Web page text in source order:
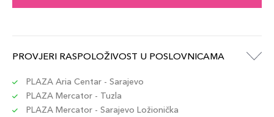
PROVJERI RASPOLOŽIVOST U POSLOVNICAMA
PLAZA Aria Centar - Sarajevo
PLAZA Mercator - Tuzla
PLAZA Mercator - Sarajevo Ložionička